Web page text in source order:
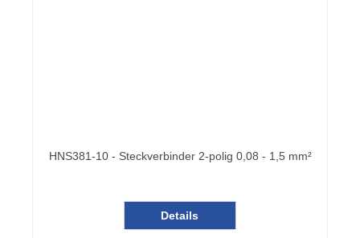
HNS381-10 - Steckverbinder 2-polig 0,08 - 1,5 mm²
Details